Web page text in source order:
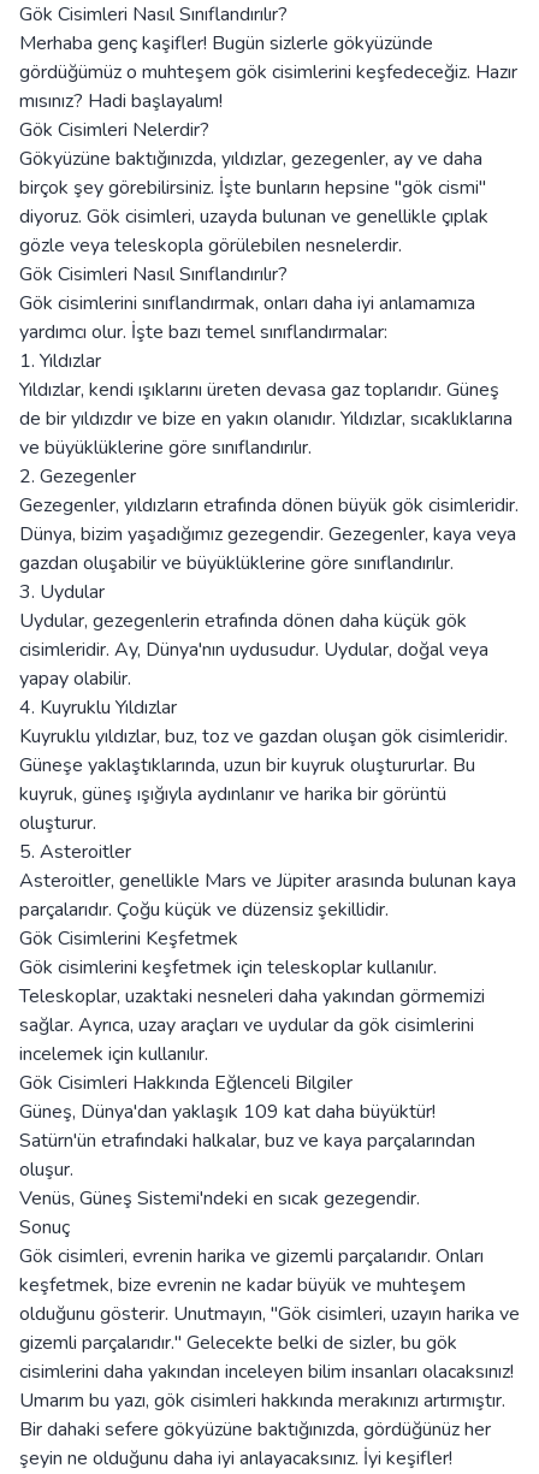
Gök Cisimleri Nasıl Sınıflandırılır?
Merhaba genç kaşifler! Bugün sizlerle gökyüzünde
gördüğümüz o muhteşem gök cisimlerini keşfedeceğiz. Hazır
mısınız? Hadi başlayalım!
Gök Cisimleri Nelerdir?
Gökyüzüne baktığınızda, yıldızlar, gezegenler, ay ve daha
birçok şey görebilirsiniz. İşte bunların hepsine "gök cismi"
diyoruz. Gök cisimleri, uzayda bulunan ve genellikle çıplak
gözle veya teleskopla görülebilen nesnelerdir.
Gök Cisimleri Nasıl Sınıflandırılır?
Gök cisimlerini sınıflandırmak, onları daha iyi anlamamıza
yardımcı olur. İşte bazı temel sınıflandırmalar:
1. Yıldızlar
Yıldızlar, kendi ışıklarını üreten devasa gaz toplarıdır. Güneş
de bir yıldızdır ve bize en yakın olanıdır. Yıldızlar, sıcaklıklarına
ve büyüklüklerine göre sınıflandırılır.
2. Gezegenler
Gezegenler, yıldızların etrafında dönen büyük gök cisimleridir.
Dünya, bizim yaşadığımız gezegendir. Gezegenler, kaya veya
gazdan oluşabilir ve büyüklüklerine göre sınıflandırılır.
3. Uydular
Uydular, gezegenlerin etrafında dönen daha küçük gök
cisimleridir. Ay, Dünya'nın uydusudur. Uydular, doğal veya
yapay olabilir.
4. Kuyruklu Yıldızlar
Kuyruklu yıldızlar, buz, toz ve gazdan oluşan gök cisimleridir.
Güneşe yaklaştıklarında, uzun bir kuyruk oluştururlar. Bu
kuyruk, güneş ışığıyla aydınlanır ve harika bir görüntü
oluşturur.
5. Asteroitler
Asteroitler, genellikle Mars ve Jüpiter arasında bulunan kaya
parçalarıdır. Çoğu küçük ve düzensiz şekillidir.
Gök Cisimlerini Keşfetmek
Gök cisimlerini keşfetmek için teleskoplar kullanılır.
Teleskoplar, uzaktaki nesneleri daha yakından görmemizi
sağlar. Ayrıca, uzay araçları ve uydular da gök cisimlerini
incelemek için kullanılır.
Gök Cisimleri Hakkında Eğlenceli Bilgiler
Güneş, Dünya'dan yaklaşık 109 kat daha büyüktür!
Satürn'ün etrafındaki halkalar, buz ve kaya parçalarından
oluşur.
Venüs, Güneş Sistemi'ndeki en sıcak gezegendir.
Sonuç
Gök cisimleri, evrenin harika ve gizemli parçalarıdır. Onları
keşfetmek, bize evrenin ne kadar büyük ve muhteşem
olduğunu gösterir. Unutmayın, "Gök cisimleri, uzayın harika ve
gizemli parçalarıdır." Gelecekte belki de sizler, bu gök
cisimlerini daha yakından inceleyen bilim insanları olacaksınız!
Umarım bu yazı, gök cisimleri hakkında merakınızı artırmıştır.
Bir dahaki sefere gökyüzüne baktığınızda, gördüğünüz her
şeyin ne olduğunu daha iyi anlayacaksınız. İyi keşifler!